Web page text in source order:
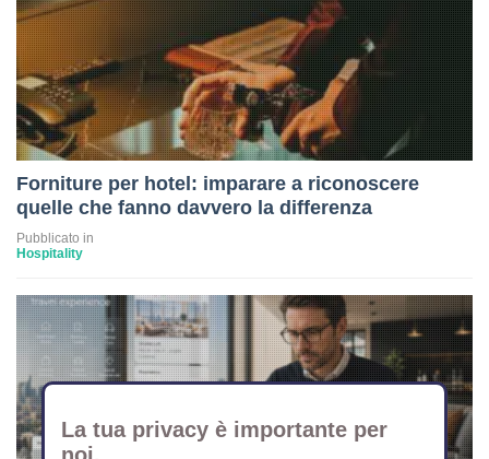
Forniture per hotel: imparare a riconoscere
quelle che fanno davvero la differenza
Pubblicato in
Hospitality
La tua privacy è importante per